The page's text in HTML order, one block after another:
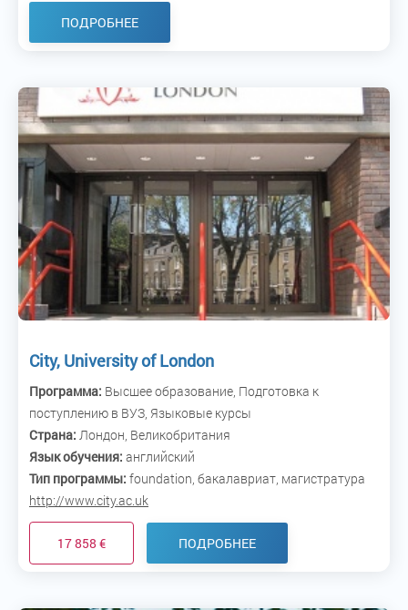
ПОДРОБНЕЕ
City, University of London
Программа: Высшее образование, Подготовка к
поступлению в ВУЗ, Языковые курсы
Страна: Лондон, Великобритания
Язык обучения: английский
Тип программы: foundation, бакалавриат, магистратура
http://www.city.ac.uk
17 858 € ПОДРОБНЕЕ